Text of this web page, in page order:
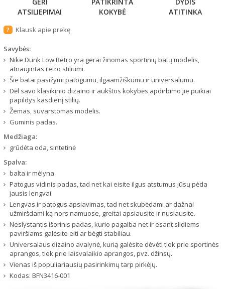
ATSILIEPIMAI
KOKYBĖ
ATITINKA
? Klausk apie prekę
Savybės:
Nike Dunk Low Retro yra gerai žinomas sportinių batų modelis,
atnaujintas retro stiliumi.
Šie batai pasižymi patogumu, ilgaamžiškumu ir universalumu.
Dėl savo klasikinio dizaino ir aukštos kokybės apdirbimo jie puikiai
papildys kasdienį stilių.
Žemas, suvarstomas modelis.
Guminis padas.
Medžiaga:
grūdėta oda, sintetinė
Spalva:
balta ir mėlyna
Patogus vidinis padas, tad net kai eisite ilgus atstumus jūsų pėda
jausis lengvai.
Lengvas ir patogus apsiavimas, tad net skubėdami ar dažnai
užmiršdami ką nors namuose, greitai apsiausite ir nusiausite.
Neslystantis išorinis padas, kurio pagalba net ir esant slidiems
paviršiams galėsite eiti ar bėgti stabiliau.
Universalaus dizaino avalynė, kurią galėsite dėvėti tiek prie sportinės
aprangos, tiek prie laisvalaikio aprangos, pvz. džinsų.
Vienas iš populiariausių pasirinkimų tarp pirkėjų.
Kodas: BFN3416-001